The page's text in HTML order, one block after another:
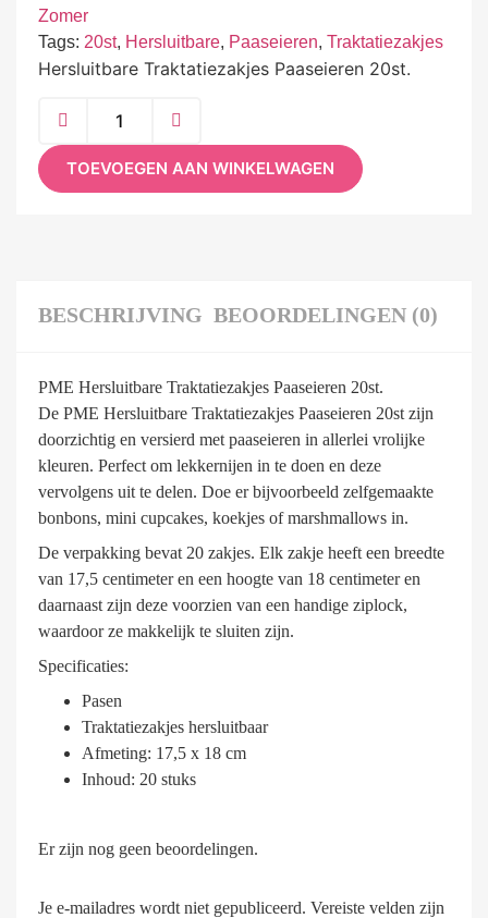
Zomer
Tags: 20st, Hersluitbare, Paaseieren, Traktatiezakjes
Hersluitbare Traktatiezakjes Paaseieren 20st.
TOEVOEGEN AAN WINKELWAGEN
BESCHRIJVING BEOORDELINGEN (0)
PME Hersluitbare Traktatiezakjes Paaseieren 20st.
De PME Hersluitbare Traktatiezakjes Paaseieren 20st zijn
doorzichtig en versierd met paaseieren in allerlei vrolijke
kleuren. Perfect om lekkernijen in te doen en deze
vervolgens uit te delen. Doe er bijvoorbeeld zelfgemaakte
bonbons, mini cupcakes, koekjes of marshmallows in.
De verpakking bevat 20 zakjes. Elk zakje heeft een breedte
van 17,5 centimeter en een hoogte van 18 centimeter en
daarnaast zijn deze voorzien van een handige ziplock,
waardoor ze makkelijk te sluiten zijn.
Specificaties:
Pasen
Traktatiezakjes hersluitbaar
Afmeting: 17,5 x 18 cm
Inhoud: 20 stuks
Er zijn nog geen beoordelingen.
Je e-mailadres wordt niet gepubliceerd. Vereiste velden zijn